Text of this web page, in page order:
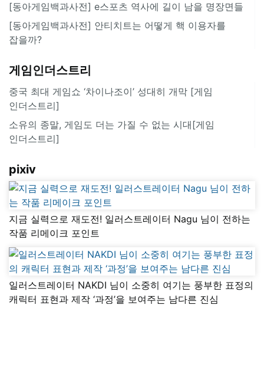
[동아게임백과사전] e스포츠 역사에 길이 남을 명장면들
[동아게임백과사전] 안티치트는 어떻게 핵 이용자를
잡을까?
게임인더스트리
중국 최대 게임쇼 ‘차이나조이’ 성대히 개막 [게임
인더스트리]
소유의 종말, 게임도 더는 가질 수 없는 시대[게임
인더스트리]
pixiv
지금 실력으로 재도전! 일러스트레이터 Nagu 님이 전하는
작품 리메이크 포인트
일러스트레이터 NAKDI 님이 소중히 여기는 풍부한 표정의
캐릭터 표현과 제작 ‘과정’을 보여주는 남다른 진심